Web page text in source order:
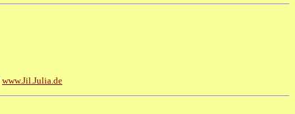
www.Jil.Julia.de